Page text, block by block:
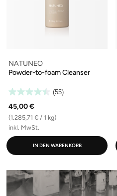
NATUNEO
Powder-to-foam Cleanser
(55)
45,00 €
(1.285,71 € / 1 kg)
inkl. MwSt.
IN DEN WARENKORB